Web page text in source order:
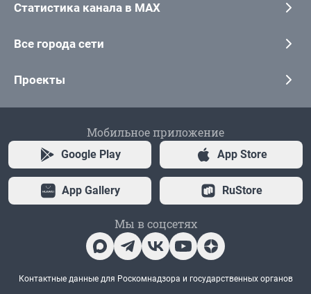
Статистика канала в MAX
Все города сети
Проекты
Мобильное приложение
Google Play App Store
App Gallery RuStore
Мы в соцсетях
Контактные данные для Роскомнадзора и государственных органов